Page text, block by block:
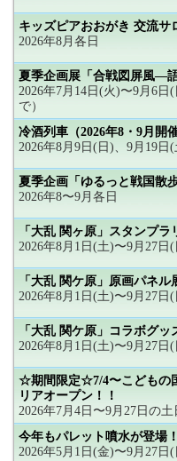
キッズピアおおがき 交流サ
2026年8月各日
夏季企画展「合戦図屏風―
2026年7月14日(火)〜9月6日
で）
冷酒列車（2026年8・9月開催
2026年8月9日(日)、9月19日(
夏季企画「ゆるっと戦国散
2026年8〜9月各日
「大乱 関ヶ原」スタンプラ
2026年8月1日(土)〜9月27日(
「大乱 関ケ原」原画パネル
2026年8月1日(土)〜9月27日(
「大乱 関ケ原」コラボグ
2026年8月1日(土)〜9月27日(
☆期間限定☆7/4〜こどもの
リアオープン！！
2026年7月4日〜9月27日の
今年もパレット噴水が登場！
2026年5月1日(金)〜9月27日